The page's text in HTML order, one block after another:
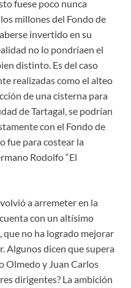
fuese poco nunca
millones del Fondo de
invertido en su
no lo pondríaen el
distinto. Es del caso
realizadas como el alteo
de una cisterna para
de Tartagal, se podrían
con el Fondo de
fue para costear la
Rodolfo “El
a arremeter en la
con un altísimo
que no ha logrado mejorar
Algunos dicen que supera
Olmedo y Juan Carlos
dirigentes? La ambición